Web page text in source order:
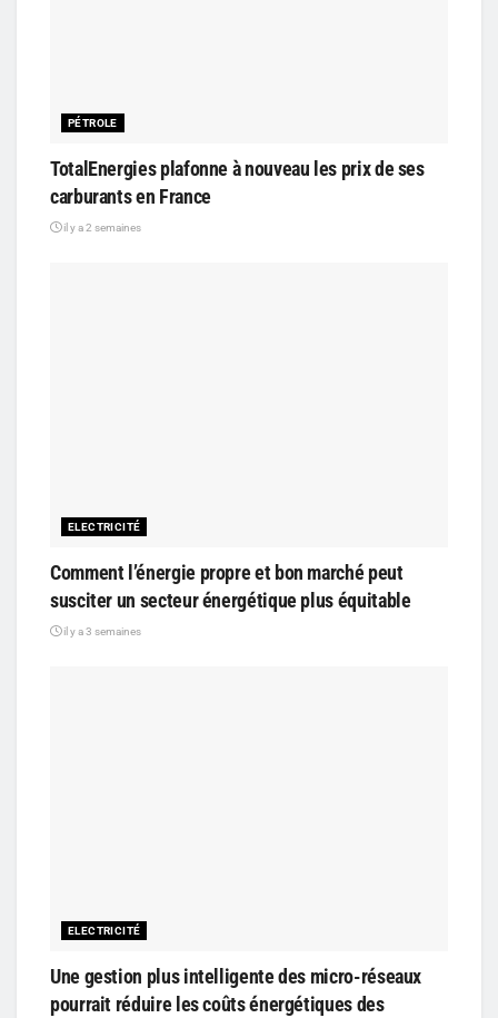
PÉTROLE
TotalEnergies plafonne à nouveau les prix de ses
carburants en France
il y a 2 semaines
ELECTRICITÉ
Comment l’énergie propre et bon marché peut
susciter un secteur énergétique plus équitable
il y a 3 semaines
ELECTRICITÉ
Une gestion plus intelligente des micro-réseaux
pourrait réduire les coûts énergétiques des